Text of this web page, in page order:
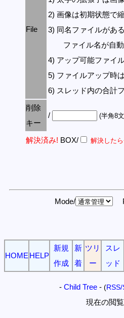
File
2) 画像は初期状態で
3) 同名ファイルがあ
ファイル名が自動
4) アップ可能ファイ
5) ファイルアップ時
6) スレッド内の合計
削除
キー
/ (半角8
解決済み! BOX/ 解決した
Mode/
HOME HELP
新規
作成
新
着
ツリ
ー
スレ
ッド
- Child Tree - (
現在の閲